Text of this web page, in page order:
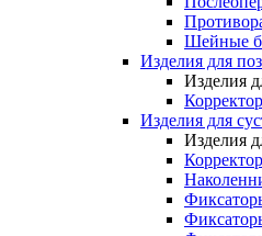
Шейные
Изделия для
Изделия
Изделия для
Изделия